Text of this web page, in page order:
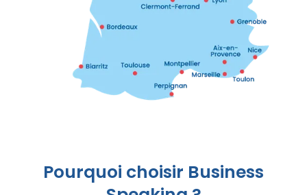
Pourquoi choisir Business